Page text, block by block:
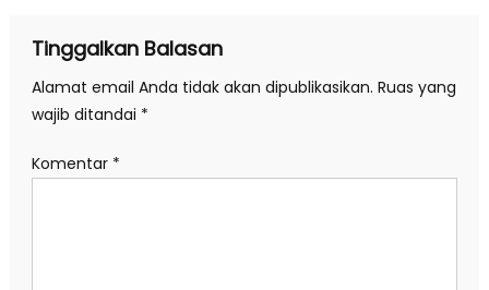
Tinggalkan Balasan
Alamat email Anda tidak akan dipublikasikan. Ruas yang
wajib ditandai *
Komentar *